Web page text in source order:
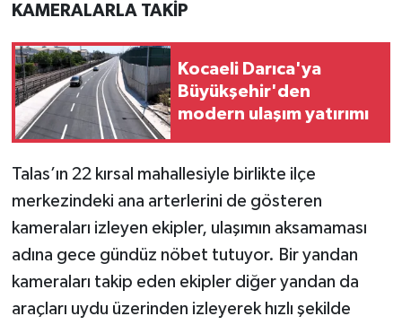
KAMERALARLA TAKİP
Kocaeli Darıca'ya
Büyükşehir'den
modern ulaşım yatırımı
Talas’ın 22 kırsal mahallesiyle birlikte ilçe
merkezindeki ana arterlerini de gösteren
kameraları izleyen ekipler, ulaşımın aksamaması
adına gece gündüz nöbet tutuyor. Bir yandan
kameraları takip eden ekipler diğer yandan da
araçları uydu üzerinden izleyerek hızlı şekilde